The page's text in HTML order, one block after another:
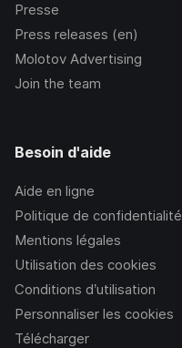
Presse
Press releases (en)
Molotov Advertising
Join the team
Besoin d'aide
Aide en ligne
Politique de confidentialité
Mentions légales
Utilisation des cookies
Conditions d’utilisation
Personnaliser les cookies
Télécharger